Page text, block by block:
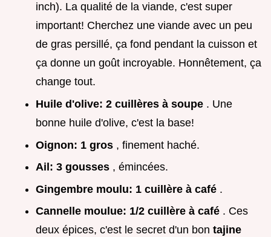
inch). La qualité de la viande, c'est super
important! Cherchez une viande avec un peu
de gras persillé, ça fond pendant la cuisson et
ça donne un goût incroyable. Honnêtement, ça
change tout.
Huile d'olive: 2 cuillères à soupe . Une
bonne huile d'olive, c'est la base!
Oignon: 1 gros , finement haché.
Ail: 3 gousses , émincées.
Gingembre moulu: 1 cuillère à café .
Cannelle moulue: 1/2 cuillère à café . Ces
deux épices, c'est le secret d'un bon tajine